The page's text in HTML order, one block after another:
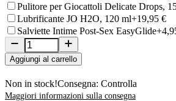
Pulitore per Giocattoli Delicate Drops,
Lubrificante JO H2O, 120 ml+19,95 €
Salviette Intime Post-Sex EasyGlide
Aggiungi al carrello
Non in stock!Consegna: Controlla
Maggiori informazioni sulla consegna